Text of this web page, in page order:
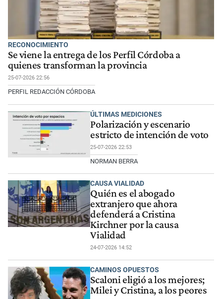
RECONOCIMIENTO
Se viene la entrega de los Perfil Córdoba a
quienes transforman la provincia
25-07-2026 22:56
PERFIL REDACCIÓN CÓRDOBA
ÚLTIMAS MEDICIONES
Polarización y escenario
estricto de intención de voto
25-07-2026 22:53
NORMAN BERRA
CAUSA VIALIDAD
Quién es el abogado
extranjero que ahora
defenderá a Cristina
Kirchner por la causa
Vialidad
24-07-2026 14:52
CAMINOS OPUESTOS
Scaloni eligió a los mejores;
Milei y Cristina, a los peores